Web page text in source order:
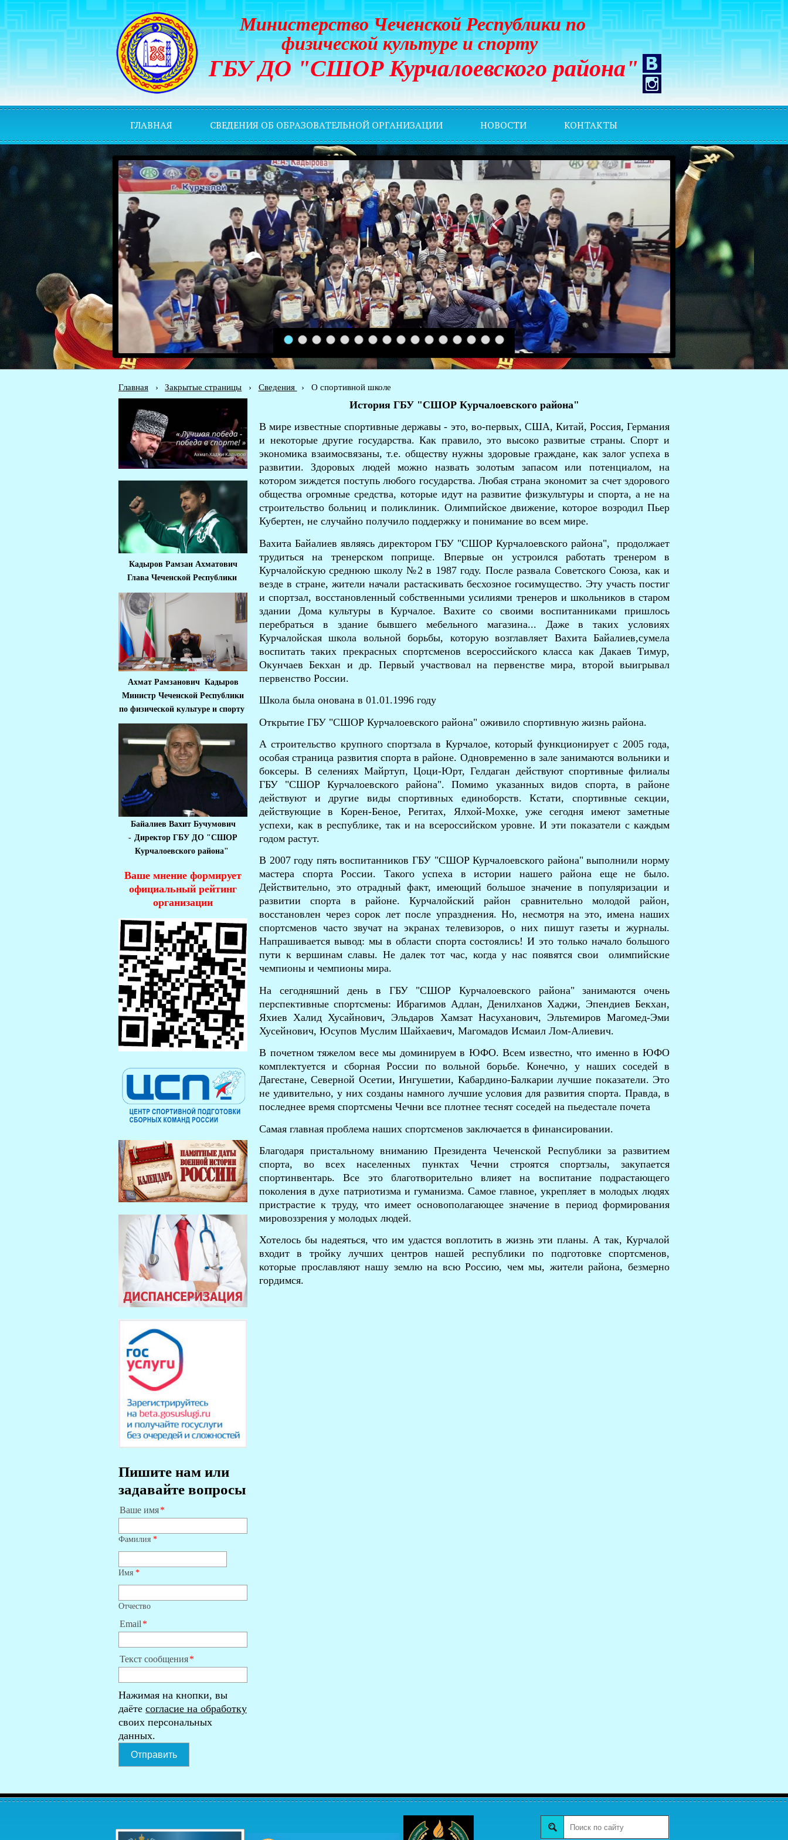
Министерство Чеченской Республики по
ГБУ ДО "СШОР Курчалоевского района"
физической культуре и спорту
ГЛАВНАЯ СВЕДЕНИЯ ОБ ОБРАЗОВАТЕЛЬНОЙ ОРГАНИЗАЦИИ НОВОСТИ КОНТАКТЫ
1 2 3 4 5 6 7 8 9 10 11 12 13 14 15 16
Главная › Закрытые страницы › Сведения › О спортивной школе
Кадыров Рамзан Ахматович
Глава Чеченской Республики
Ахмат Рамзанович Кадыров
Министр Чеченской Республики
по физической культуре и спорту
Байалиев Вахит Бучумович
- Директор ГБУ ДО "СШОР
Курчалоевского района"
Ваше мнение формирует
официальный рейтинг
организации
Пишите нам или
задавайте вопросы
Ваше имя
Фамилия *
Имя *
Отчество
Email
Текст сообщения
Нажимая на кнопки, вы
даёте согласие на обработку
своих персональных
данных.
Отправить
История ГБУ "СШОР Курчалоевского района"
В мире известные спортивные державы - это, во-первых, США, Китай, Россия, Германия
и некоторые другие государства. Как правило, это высоко развитые страны. Спорт и
экономика взаимосвязаны, т.е. обществу нужны здоровые граждане, как залог успеха в
развитии. Здоровых людей можно назвать золотым запасом или потенциалом, на
котором зиждется поступь любого государства. Любая страна экономит за счет здорового
общества огромные средства, которые идут на развитие физкультуры и спорта, а не на
строительство больниц и поликлиник. Олимпийское движение, которое возродил Пьер
Кубертен, не случайно получило поддержку и понимание во всем мире.
Вахита Байалиев являясь директором ГБУ "СШОР Курчалоевского района", продолжает
трудиться на тренерском поприще. Впервые он устроился работать тренером в
Курчалойскую среднюю школу №2 в 1987 году. После развала Советского Союза, как и
везде в стране, жители начали растаскивать бесхозное госимущество. Эту участь постиг
и спортзал, восстановленный собственными усилиями тренеров и школьников в старом
здании Дома культуры в Курчалое. Вахите со своими воспитанниками пришлось
перебраться в здание бывшего мебельного магазина... Даже в таких условиях
Курчалойская школа вольной борьбы, которую возглавляет Вахита Байалиев,сумела
воспитать таких прекрасных спортсменов всероссийского класса как Дакаев Тимур,
Окунчаев Бекхан и др. Первый участвовал на первенстве мира, второй выигрывал
первенство России.
Школа была онована в 01.01.1996 году
Открытие ГБУ "СШОР Курчалоевского района" оживило спортивную жизнь района.
А строительство крупного спортзала в Курчалое, который функционирует с 2005 года,
особая страница развития спорта в районе. Одновременно в зале занимаются вольники и
боксеры. В селениях Майртуп, Цоци-Юрт, Гелдаган действуют спортивные филиалы
ГБУ "СШОР Курчалоевского района". Помимо указанных видов спорта, в районе
действуют и другие виды спортивных единоборств. Кстати, спортивные секции,
действующие в Корен-Беное, Регитах, Ялхой-Мохке, уже сегодня имеют заметные
успехи, как в республике, так и на всероссийском уровне. И эти показатели с каждым
годом растут.
В 2007 году пять воспитанников ГБУ "СШОР Курчалоевского района"выполнили норму
мастера спорта России. Такого успеха в истории нашего района еще не было.
Действительно, это отрадный факт, имеющий большое значение в популяризации и
развитии спорта в районе. Курчалойский район сравнительно молодой район,
восстановлен через сорок лет после упразднения. Но, несмотря на это, имена наших
спортсменов часто звучат на экранах телевизоров, о них пишут газеты и журналы.
Напрашивается вывод: мы в области спорта состоялись! И это только начало большого
пути к вершинам славы. Не далек тот час, когда у нас появятся свои олимпийские
чемпионы и чемпионы мира.
На сегодняшний день в ГБУ "СШОР Курчалоевского района" занимаются очень
перспективные спортсмены: Ибрагимов Адлан, Денилханов Хаджи, Эпендиев Бекхан,
Яхиев Халид Хусайнович, Эльдаров Хамзат Насуханович, Эльтемиров Магомед-Эми
Хусейнович, Юсупов Муслим Шайхаевич, Магомадов Исмаил Лом-Алиевич.
В почетном тяжелом весе мы доминируем в ЮФО. Всем известно, что именно в ЮФО
комплектуется и сборная России по вольной борьбе. Конечно, у наших соседей в
Дагестане, Северной Осетии, Ингушетии, Кабардино-Балкарии лучшие показатели. Это
не удивительно, у них созданы намного лучшие условия для развития спорта. Правда, в
последнее время спортсмены Чечни все плотнее теснят соседей на пьедестале почета
Самая главная проблема наших спортсменов заключается в финансировании.
Благодаря пристальному вниманию Президента Чеченской Республики за развитием
спорта, во всех населенных пунктах Чечни строятся спортзалы, закупается
спортинвентарь. Все это благотворительно влияет на воспитание подрастающего
поколения в духе патриотизма и гуманизма. Самое главное, укрепляет в молодых людях
пристрастие к труду, что имеет основополагающее значение в период формирования
мировоззрения у молодых людей.
Хотелось бы надеяться, что им удастся воплотить в жизнь эти планы. А так, Курчалой
входит в тройку лучших центров нашей республики по подготовке спортсменов,
которые прославляют нашу землю на всю Россию, чем мы, жители района, безмерно
гордимся.